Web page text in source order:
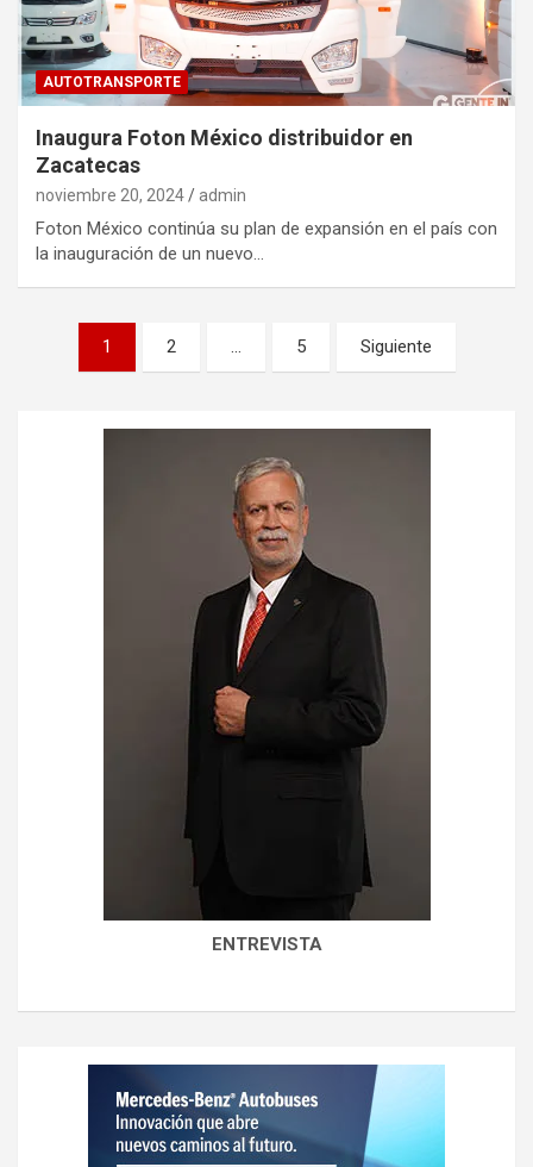
AUTOTRANSPORTE
Inaugura Foton México distribuidor en
Zacatecas
noviembre 20, 2024 admin
Foton México continúa su plan de expansión en el país con
la inauguración de un nuevo…
Navegación
1 2 … 5 Siguiente
ENTREVISTA